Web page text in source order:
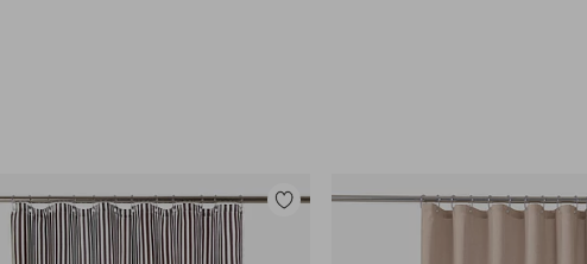
Toevoegen